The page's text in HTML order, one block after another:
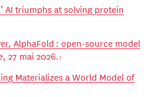
AI triumphs at solving protein
AlphaFold : open-source model
, 27 mai 2026.
Materializes a World Model of